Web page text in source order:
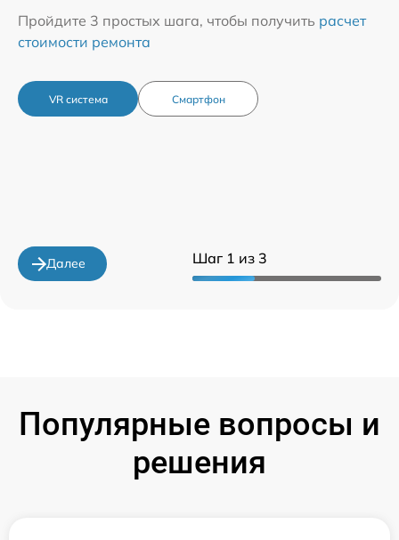
Шаг 1 из 3
Пройдите 3 простых шага, чтобы получить расчет
стоимости ремонта
VR система Смартфон
Далее
Популярные вопросы и
решения